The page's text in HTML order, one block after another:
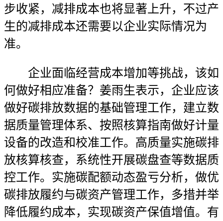
步收紧，减排成本也将显著上升，不过产
生的减排成本还需要以企业实际情况为
准。
企业面临经营成本增加等挑战，该如
何做好相应准备？姜雨生表示，企业应该
做好碳排放数据的基础管理工作，建立数
据质量管理体系、按照核算指南做好计量
设备的改造和校准工作。高质量实施碳排
放核算核查，系统性开展碳盘查等数据质
控工作。实施碳配额动态盈亏分析，做优
碳排放履约与碳资产管理工作，多措并举
降低履约成本，实现碳资产保值增值。有